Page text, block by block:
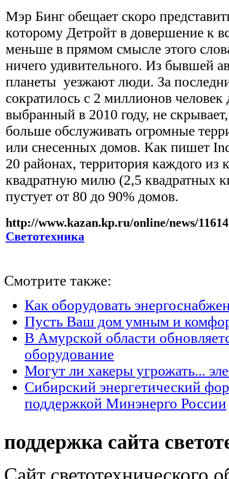
Мэр Бинг обещает скоро
которому Детройт в довершение к
меньше в прямом смысле этого
ничего удивительного. Из бывшей
планеты уезжают люди. За
сократилось с 2 миллионов
выбранный в 2010 году, не
больше обслуживать огромные
или снесенных домов. Как пишет
20 районах, территория каждого из
квадратную милю (2,5 квадратных
пустует от 80 до 90% домов.
http://www.kazan.kp.ru/online/news/
Светотехника
Смотрите также:
Как оборудовать
Пусть Ваш дом умным и
В Амурской области
оборудование
Могут ли хакеры угрожать...
Сибирский энергетический
поддержкой Минэнерго России
поддержка сайта